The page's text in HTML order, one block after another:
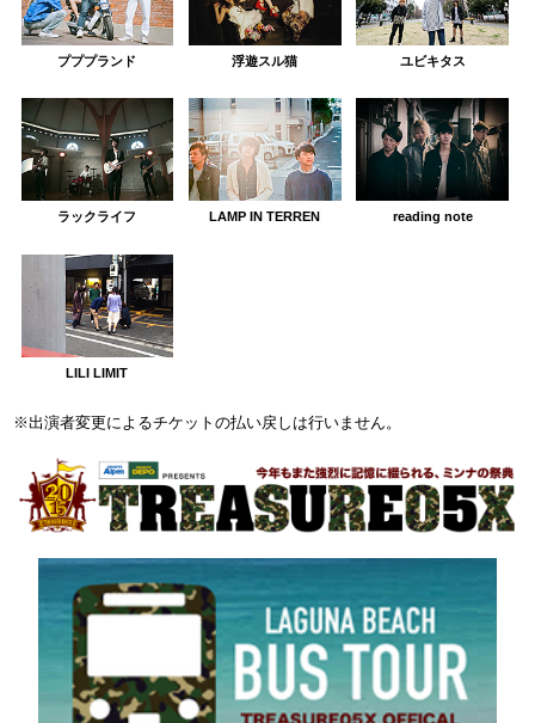
プププランド 浮遊スル猫 ユビキタス
ラックライフ LAMP IN TERREN reading note
LILI LIMIT
※出演者変更によるチケットの払い戻しは行いません。